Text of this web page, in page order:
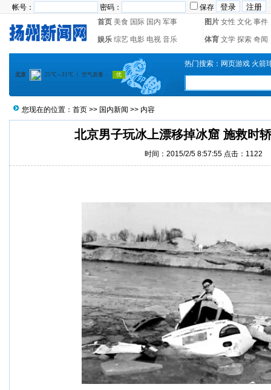
帐号： 密码：
保存
首页 美食 国际 国内 军事 图片 女性 文化 事件
娱乐 综艺 电影 电视 音乐 体育 文学 探索 奇闻
热门搜索： 网页游戏 火箭
您现在的位置： 首页 >> 国内新闻 >> 内容
北京男子玩冰上漂移掉冰窟 施救时
时间：2015/2/5 8:57:55 点击： 1122